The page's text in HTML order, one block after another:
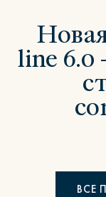
ПОПУЛЯРНЫЕ
Диван Марсель
Кресло Энди
line
ВСЕ